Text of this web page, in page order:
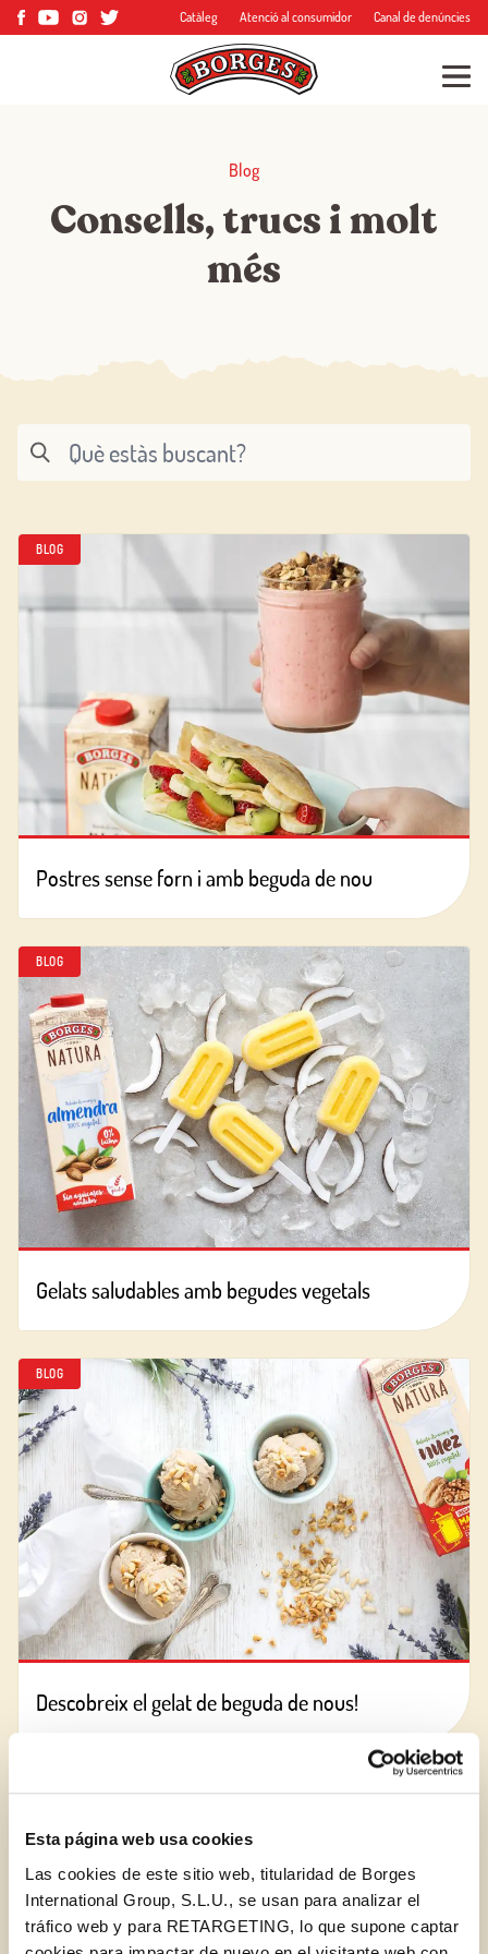
Esta página web usa cookies
Las cookies de este sitio web, titularidad de Borges
International Group, S.L.U., se usan para analizar el
tráfico web y para RETARGETING, lo que supone captar
Catàleg Atenció al consumidor Canal de denúncies
Blog
Consells, trucs i molt
més
BLOG
Postres sense forn i amb beguda de nou
BLOG
Gelats saludables amb begudes vegetals
BLOG
Descobreix el gelat de beguda de nous!